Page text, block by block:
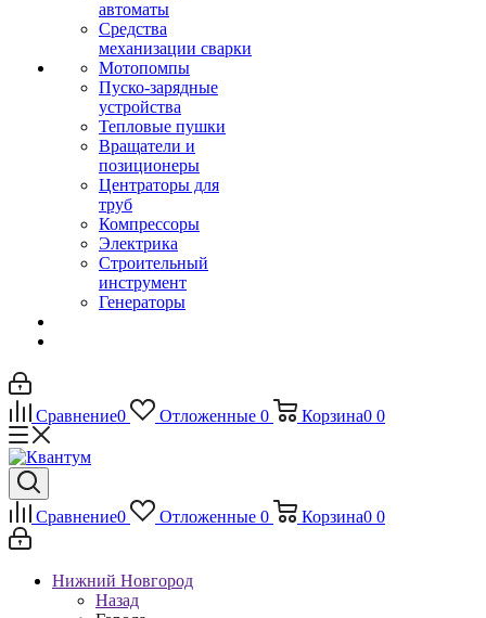
автоматы
Средства
механизации сварки
Мотопомпы
Пуско-зарядные
устройства
Тепловые пушки
Вращатели и
позиционеры
Центраторы для
труб
Компрессоры
Электрика
Строительный
инструмент
Генераторы
Сравнение0 Отложенные 0 Корзина0 0
Сравнение0 Отложенные 0 Корзина0 0
Нижний Новгород
Назад